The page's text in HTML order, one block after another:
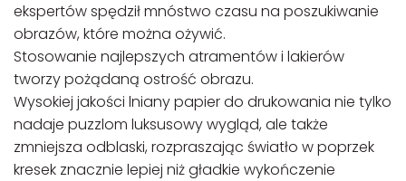
ekspertów spędził mnóstwo czasu na poszukiwanie
obrazów, które można ożywić.
Stosowanie najlepszych atramentów i lakierów
tworzy pożądaną ostrość obrazu.
Wysokiej jakości lniany papier do drukowania nie tylko
nadaje puzzlom luksusowy wygląd, ale także
zmniejsza odblaski, rozpraszając światło w poprzek
kresek znacznie lepiej niż gładkie wykończenie